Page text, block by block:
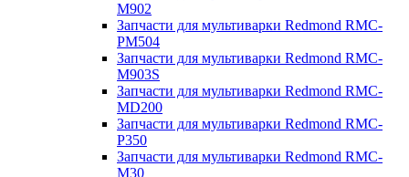
M902
Запчасти для мультиварки Redmond RMC-
PM504
Запчасти для мультиварки Redmond RMC-
M903S
Запчасти для мультиварки Redmond RMC-
MD200
Запчасти для мультиварки Redmond RMC-
P350
Запчасти для мультиварки Redmond RMC-
M30